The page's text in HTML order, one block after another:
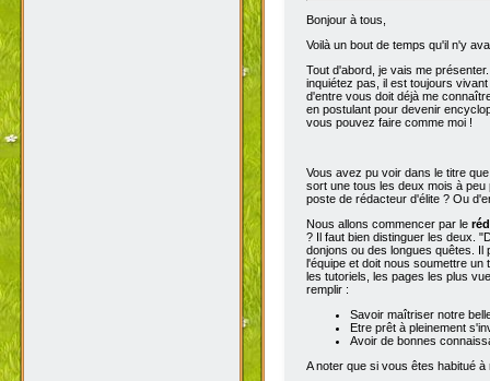
Bonjour à tous,
Voilà un bout de temps qu'il n'y
Tout d'abord, je vais me
inquiétez pas, il est toujours
d'entre vous doit déjà me
en postulant pour devenir
vous pouvez faire comme moi !
Vous avez pu voir dans le titre
sort une tous les deux mois à
poste de rédacteur d'élite ? Ou
Nous allons commencer par le
? Il faut bien distinguer les deux.
donjons ou des longues quêtes. Il
l'équipe et doit nous soumettre un
les tutoriels, les pages les plus
remplir :
Savoir maîtriser notre
Etre prêt à pleinement
Avoir de bonnes
A noter que si vous êtes habitué